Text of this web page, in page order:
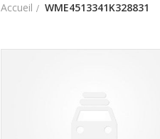
Accueil WME4513341K328831